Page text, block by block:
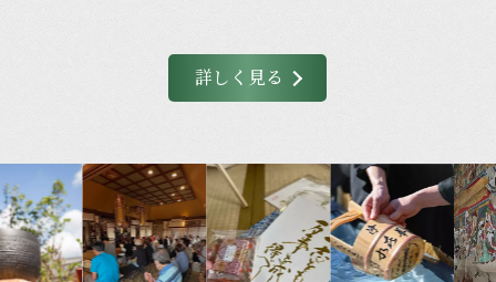
詳しく見る